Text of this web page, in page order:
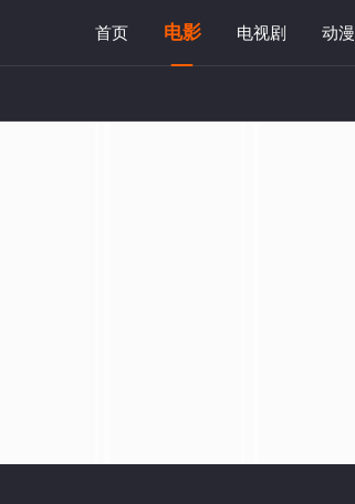
首页 电影 电视剧 动漫